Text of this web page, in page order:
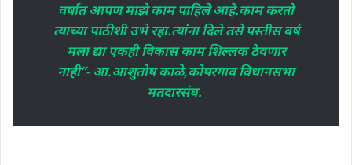
वर्षात आपण माझे काम पाहिले आहे.काम करतो
त्याच्या पाठीशी उभे रहा.त्यांना दिले तसे पस्तीस वर्ष
मला द्या एकही विकास काम शिल्लक ठेवणार
नाही”- आ.आशुतोष काळे,कोपरगाव विधानसभा
मतदारसंघ.